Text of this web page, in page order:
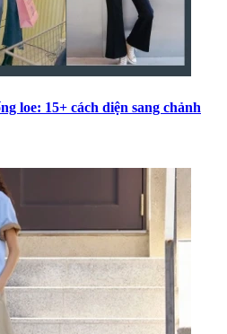
loe: 15+ cách diện sang chảnh